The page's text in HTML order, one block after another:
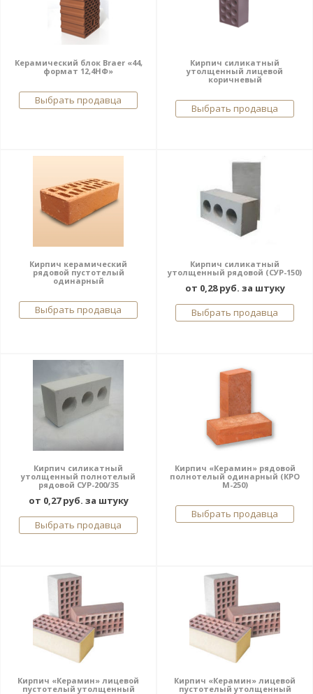
Керамический блок Braer «44,
формат 12,4НФ»
Выбрать продавца
Кирпич силикатный
утолщенный лицевой
коричневый
Выбрать продавца
Кирпич керамический
рядовой пустотелый
одинарный
Выбрать продавца
Кирпич силикатный
утолщенный рядовой (СУР-150)
от 0,28 руб. за штуку
Выбрать продавца
Кирпич силикатный
утолщенный полнотелый
рядовой СУР-200/35
от 0,27 руб. за штуку
Выбрать продавца
Кирпич «Керамин» рядовой
полнотелый одинарный (КРО
М-250)
Выбрать продавца
Кирпич «Керамин» лицевой
пустотелый утолщенный
Кирпич «Керамин» лицевой
пустотелый утолщенный